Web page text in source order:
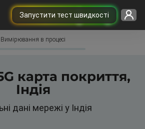
Запустити тест швидкості
Вимірювання в процесі
карта покриття,
Індія
дані мережі у Індія